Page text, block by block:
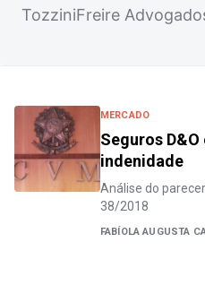
TozziniFreire
MERCADO
Seguros
indenidade
Análise do
38/2018
FABÍOLA AUGUSTA